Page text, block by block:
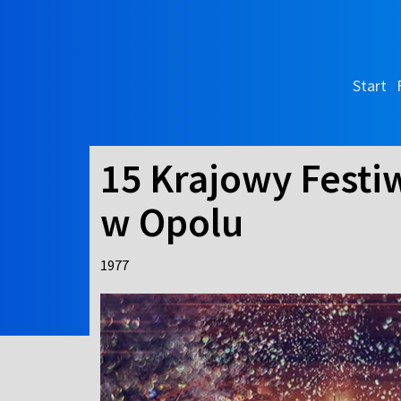
Start
15 Krajowy
w Opolu
1977